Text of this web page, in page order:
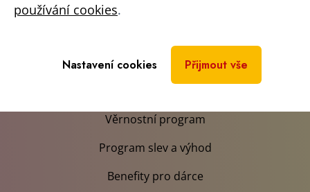
Výhody pro dárce
Věrnostní program
Program slev a výhod
Benefity pro dárce
používání cookies.
Nastavení cookies Přijmout vše